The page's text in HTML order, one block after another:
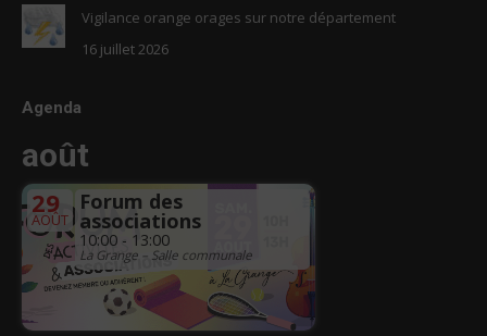
Vigilance orange orages sur notre département
16 juillet 2026
Agenda
août
29
AOÛT
Forum des
associations
10:00 - 13:00
La Grange – Salle communale